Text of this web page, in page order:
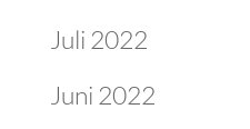
Juli 2022
Juni 2022